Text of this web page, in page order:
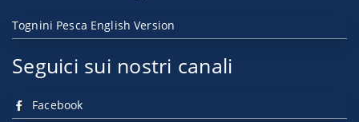
Tognini Pesca English Version
Seguici sui nostri canali
Facebook